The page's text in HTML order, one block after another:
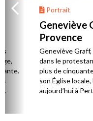
Portrait
Geneviève
Provence
Geneviève
dans le
plus de
son Église
aujourd’hui à